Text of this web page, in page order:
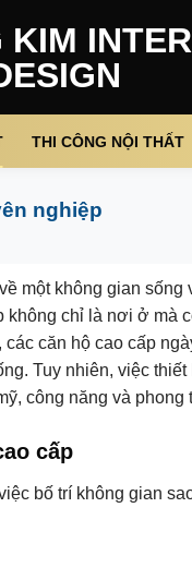
THI CÔNG NỘI THẤT
nghiệp
một không gian
chỉ là nơi ở mà
căn hộ cao cấp
Tuy nhiên, việc
công năng và phong
cấp
bố trí không gian